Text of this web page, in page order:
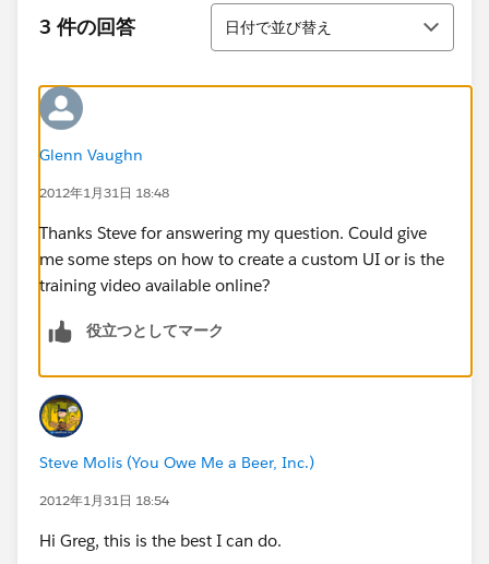
3 件の回答
並び替え
日付で並び替え
Glenn Vaughn
2012年1月31日 18:48
Thanks Steve for answering my question. Could give
me some steps on how to create a custom UI or is the
training video available online?
役立つとしてマーク
Steve Molis (You Owe Me a Beer, Inc.)
2012年1月31日 18:54
Hi Greg, this is the best I can do.